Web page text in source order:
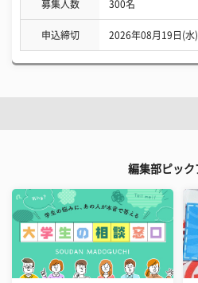
募集人数 300名
申込締切 2026年08月19日(水
編集部ピック